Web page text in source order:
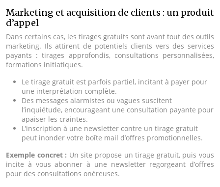
Marketing et acquisition de clients : un produit
d’appel
Dans certains cas, les tirages gratuits sont avant tout des outils
marketing. Ils attirent de potentiels clients vers des services
payants : tirages approfondis, consultations personnalisées,
formations initiatiques.
Le tirage gratuit est parfois partiel, incitant à payer pour
une interprétation complète.
Des messages alarmistes ou vagues suscitent
l’inquiétude, encourageant une consultation payante pour
apaiser les craintes.
L’inscription à une newsletter contre un tirage gratuit
peut inonder votre boîte mail d’offres promotionnelles.
Exemple concret : Un site propose un tirage gratuit, puis vous
incite à vous abonner à une newsletter regorgeant d’offres
pour des consultations onéreuses.